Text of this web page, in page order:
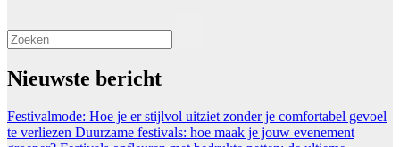
Nieuwste bericht
Festivalmode: Hoe je er stijlvol uitziet zonder je comfortabel gevoel
te verliezen Duurzame festivals: hoe maak je jouw evenement